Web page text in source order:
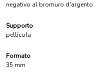
negativo al bromuro d'argento
Supporto
pellicola
Formato
35 mm